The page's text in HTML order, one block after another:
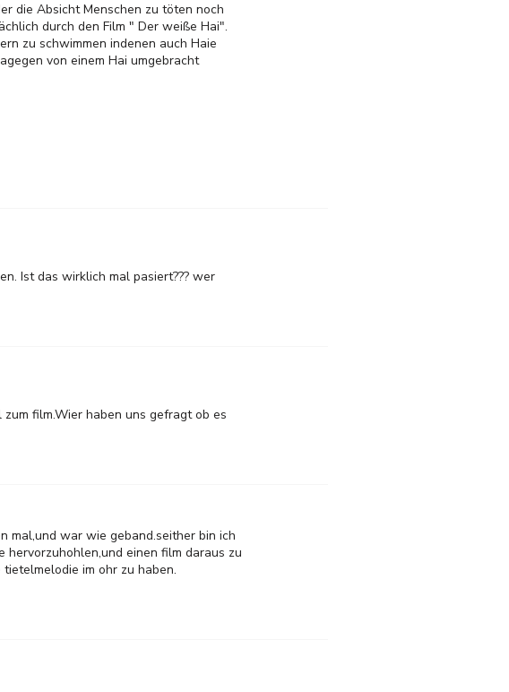
die Absicht Menschen zu töten noch
durch den Film " Der weiße Hai".
zu schwimmen indenen auch Haie
von einem Hai umgebracht
Ist das wirklich mal pasiert??? wer
film.Wier haben uns gefragt ob es
mal,und war wie geband.seither bin ich
einen film daraus zu
im ohr zu haben.